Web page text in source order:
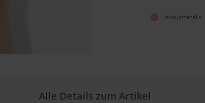
Produktdetails
Alle Details zum Artikel